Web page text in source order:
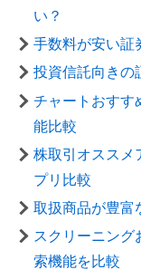
い？
手数料が安い証
投資信託向きの
チャートおすす
能比較
株取引オススメ
プリ比較
取扱商品が豊富
スクリーニング
索機能を比較